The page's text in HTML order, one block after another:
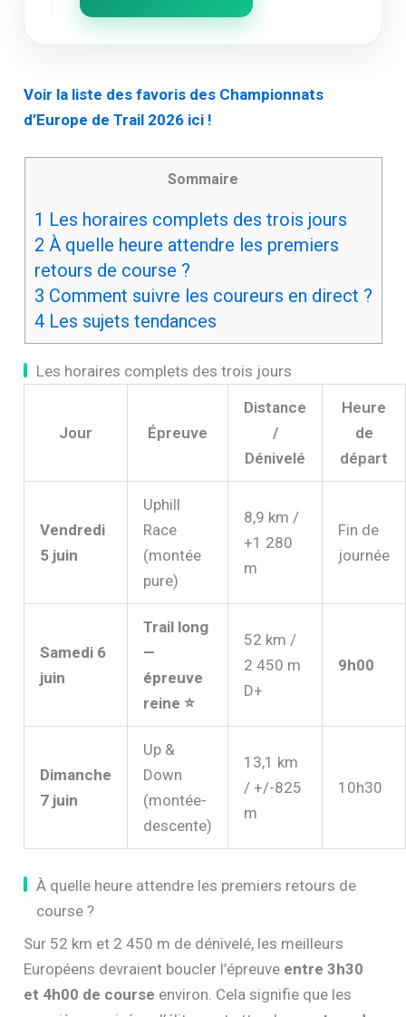
Voir la liste des favoris des Championnats
d’Europe de Trail 2026 ici !
Sommaire
1 Les horaires complets des trois jours
2 À quelle heure attendre les premiers
retours de course ?
3 Comment suivre les coureurs en direct ?
4Les sujets tendances
Les horaires complets des trois jours
Jour Épreuve
Distance
/
Dénivelé
Heure
de
départ
Vendredi
5 juin
Uphill
Race
(montée
pure)
8,9 km /
+1 280
m
Fin de
journée
Samedi 6
juin
Trail long
—
épreuve
reine ⭐
52 km /
2 450 m
D+
9h00
Dimanche
7 juin
Up &
Down
(montée-
descente)
13,1 km
/ +/-825
m
10h30
À quelle heure attendre les premiers retours de
course ?
Sur 52 km et 2 450 m de dénivelé, les meilleurs
Européens devraient boucler l’épreuve entre 3h30
et 4h00 de course environ. Cela signifie que les